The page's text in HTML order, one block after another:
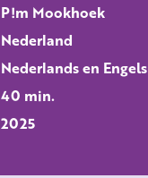
P!m Mookhoek
Nederland
Nederlands en Engels
40 min.
2025